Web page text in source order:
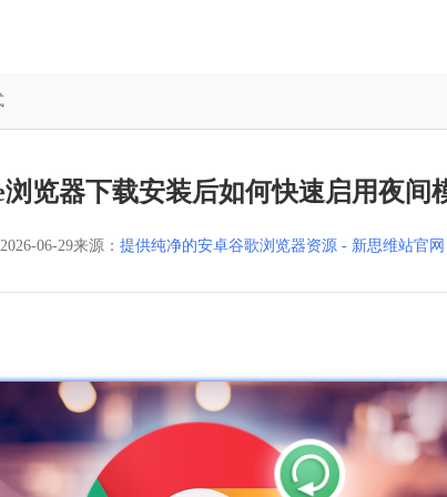
浏览器下载安装后如何快速启用夜间
2026-06-29来源： 提供纯净的安卓谷歌浏览器资源 - 新思维站官网